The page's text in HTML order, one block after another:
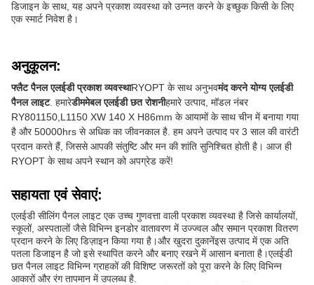
डिजाइन के साथ, यह अपने प्रकाश व्यवस्था को उन्नत करने के इच्छुक किसी के लिए
एक स्मार्ट निवेश है।
अनुकूलन:
फ्लैट पैनल एलईडी प्रकाश व्यवस्थाRYOPT के साथ अनुभवमंद करने योग्य एलईडी
पैनल लाइट. हमारेडीममेबल एलईडी छत रोशनीहमारे उत्पाद, मॉडल नंबर
RY801150,L1150 XW 140 X H86mm के आयामों के साथ चीन में बनाया गया
है और 50000hrs से अधिक का जीवनकाल है. हम अपने उत्पाद पर 3 साल की वारंटी
प्रदान करते हैं, जिससे आपकी संतुष्टि और मन की शांति सुनिश्चित होती है। आज ही
RYOPT के साथ अपने स्थान को अपग्रेड करें!
सहायता एवं सेवाएं:
एलईडी सीलिंग पैनल लाइट एक उच्च गुणवत्ता वाली प्रकाश व्यवस्था है जिसे कार्यालयों,
स्कूलों, अस्पतालों जैसे विभिन्न इनडोर वातावरण में उज्ज्वल और समान प्रकाश वितरण
प्रदान करने के लिए डिज़ाइन किया गया है।और खुदरा दुकानेंइस उत्पाद में एक अति
पतला डिजाइन है जो इसे स्थापित करने और बनाए रखने में आसान बनाता है।एलईडी
छत पैनल लाइट विभिन्न ग्राहकों की विशिष्ट जरूरतों को पूरा करने के लिए विभिन्न
आकारों और रंग तापमान में उपलब्ध है.